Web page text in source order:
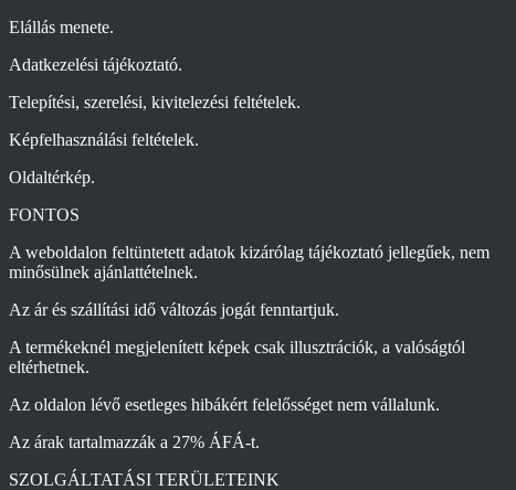
Elállás menete.
Adatkezelési tájékoztató.
Telepítési, szerelési, kivitelezési feltételek.
Képfelhasználási feltételek.
Oldaltérkép.
FONTOS
A weboldalon feltüntetett adatok kizárólag tájékoztató jellegűek, nem
minősülnek ajánlattételnek.
Az ár és szállítási idő változás jogát fenntartjuk.
A termékeknél megjelenített képek csak illusztrációk, a valóságtól
eltérhetnek.
Az oldalon lévő esetleges hibákért felelősséget nem vállalunk.
Az árak tartalmazzák a 27% ÁFÁ-t.
SZOLGÁLTATÁSI TERÜLETEINK